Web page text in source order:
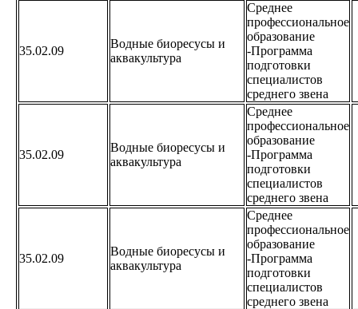
35.02.09
Водные биоресусы и
аквакультура
Среднее
профессиональное
образование
-Программа
подготовки
специалистов
среднего звена
35.02.09
Водные биоресусы и
аквакультура
Среднее
профессиональное
образование
-Программа
подготовки
специалистов
среднего звена
35.02.09
Водные биоресусы и
аквакультура
Среднее
профессиональное
образование
-Программа
подготовки
специалистов
среднего звена